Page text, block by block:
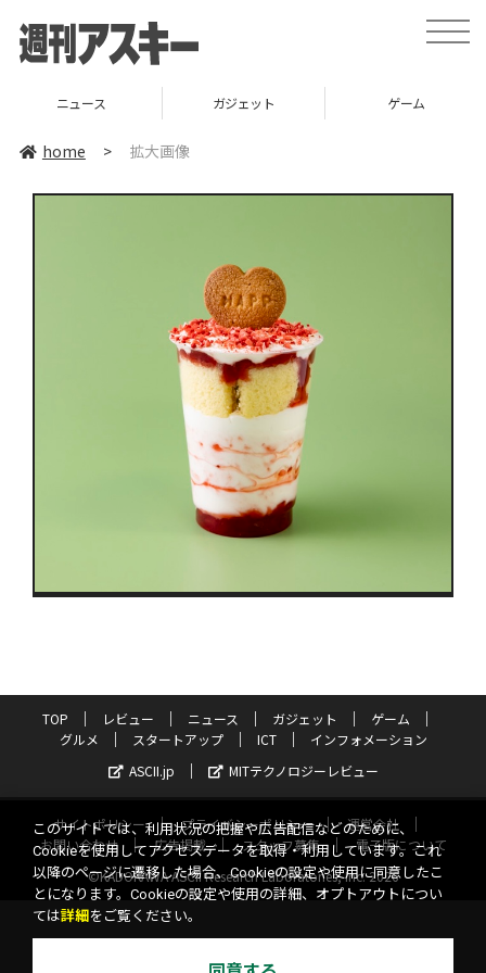
toggle
ニュース ガジェット ゲーム
home > 拡大画像
TOP レビュー ニュース ガジェット
ゲーム
グルメ
スタートアップ ICT
インフォメーション
ASCII.jp
MITテクノロジーレビュー
サイトポリシー プライバシーポリシー
運営会社
お問い合わせ
広告掲載 スタッフ募集
電子版について
©KADOKAWA ASCII Research Laboratories, Inc. 2026
このサイトでは、利用状況の把握や広告配信などのために、
Cookieを使用してアクセスデータを取得・利用しています。これ
以降のページに遷移した場合、Cookieの設定や使用に同意したこ
とになります。Cookieの設定や使用の詳細、オプトアウトについ
ては詳細 をご覧ください。